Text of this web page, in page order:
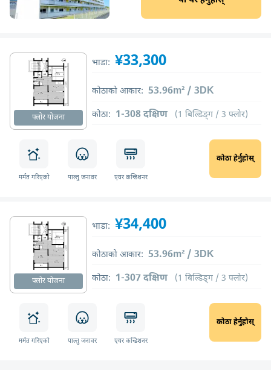
फ्लोर योजना
भाडा: ¥33,300
कोठाको आकार: 53.96m² / 3DK
कोठा: 1-308 दक्षिण (1 बिल्डिङ्ग / 3 फ्लोर)
मर्मत गरिएको पाल्तु जनावर एयर कन्डिशनर
कोठा हेर्नुहोस्
फ्लोर योजना
भाडा: ¥34,400
कोठाको आकार: 53.96m² / 3DK
कोठा: 1-307 दक्षिण (1 बिल्डिङ्ग / 3 फ्लोर)
मर्मत गरिएको पाल्तु जनावर एयर कन्डिशनर
कोठा हेर्नुहोस्